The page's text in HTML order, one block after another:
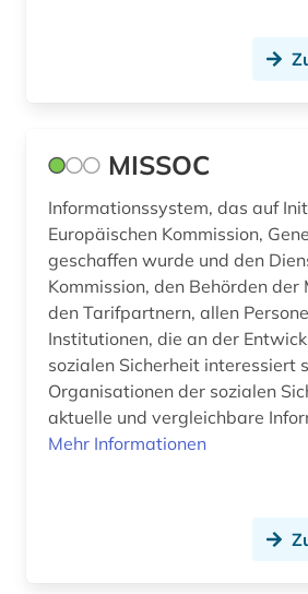
historische persönlichkeit (2)
hochadel (1)
hochschulen (1)
humanismus (1)
iberoromanistik (1)
MISSOC
Informationssystem, das auf
Europäischen Kommission,
geschaffen wurde und den
Kommission, den Behörden
den Tarifpartnern, allen
Institutionen, die an der
sozialen Sicherheit interessiert
Organisationen der sozialen
aktuelle und vergleichbare
Mehr Informationen